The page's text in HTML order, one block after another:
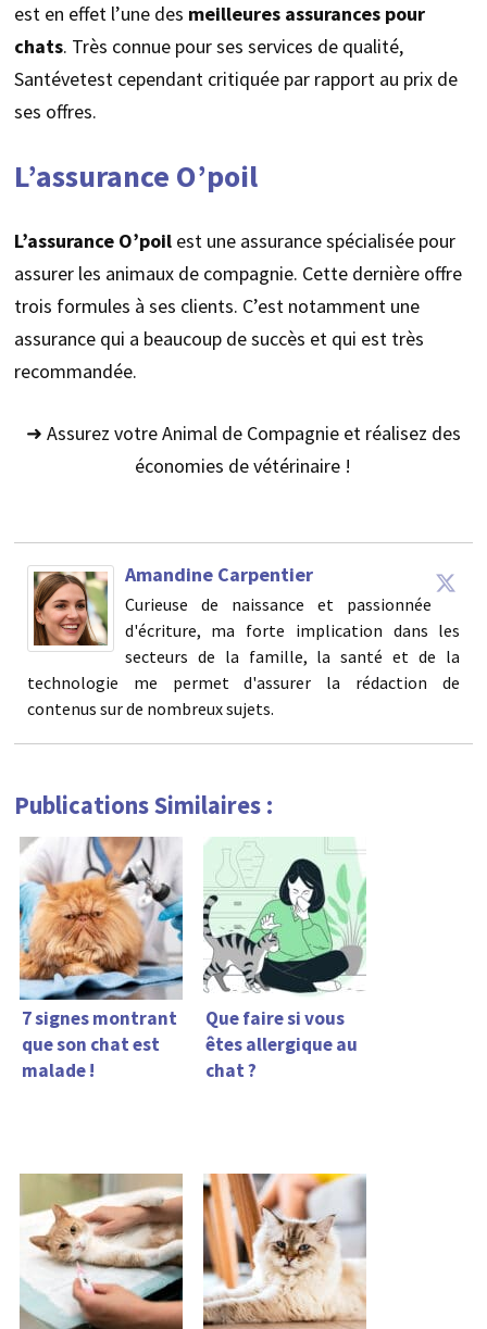
est en effet l’une des meilleures assurances pour
chats. Très connue pour ses services de qualité,
Santévetest cependant critiquée par rapport au prix de
ses offres.
L’assurance O’poil
L’assurance O’poilest une assurance spécialisée pour
assurer les animaux de compagnie. Cette dernière offre
trois formules à ses clients. C’est notamment une
assurance qui a beaucoup de succès et qui est très
recommandée.
➜ Assurez votre Animal de Compagnie et réalisez des
économies de vétérinaire !
Amandine Carpentier
Curieuse de naissance et passionnée
d'écriture, ma forte implication dans les
secteurs de la famille, la santé et de la
technologie me permet d'assurer la rédaction de
contenus sur de nombreux sujets.
Publications Similaires :
7 signes montrant
que son chat est
malade !
Que faire si vous
êtes allergique au
chat ?